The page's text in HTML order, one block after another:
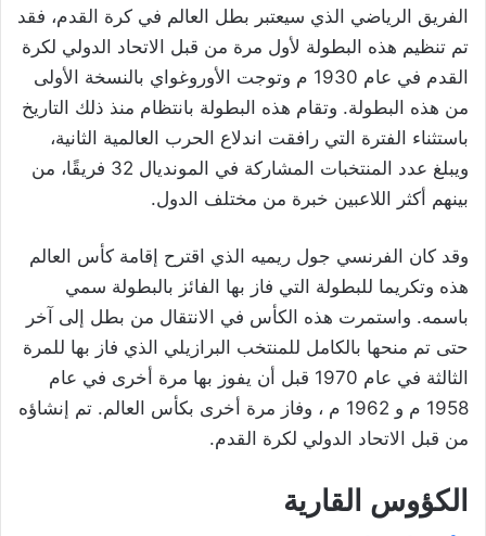
الفريق الرياضي الذي سيعتبر بطل العالم في كرة القدم، فقد
تم تنظيم هذه البطولة لأول مرة من قبل الاتحاد الدولي لكرة
القدم في عام 1930 م وتوجت الأوروغواي بالنسخة الأولى
من هذه البطولة. وتقام هذه البطولة بانتظام منذ ذلك التاريخ
باستثناء الفترة التي رافقت اندلاع الحرب العالمية الثانية،
ويبلغ عدد المنتخبات المشاركة في المونديال 32 فريقًا، من
بينهم أكثر اللاعبين خبرة من مختلف الدول.
وقد كان الفرنسي جول ريميه الذي اقترح إقامة كأس العالم
هذه وتكريما للبطولة التي فاز بها الفائز بالبطولة سمي
باسمه. واستمرت هذه الكأس في الانتقال من بطل إلى آخر
حتى تم منحها بالكامل للمنتخب البرازيلي الذي فاز بها للمرة
الثالثة في عام 1970 قبل أن يفوز بها مرة أخرى في عام
1958 م و 1962 م ، وفاز مرة أخرى بكأس العالم. تم إنشاؤه
من قبل الاتحاد الدولي لكرة القدم.
الكؤوس القارية